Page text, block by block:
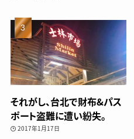
それがし、台北で財布&パス
ポート盗難に遭い紛失。
2017年1月17日